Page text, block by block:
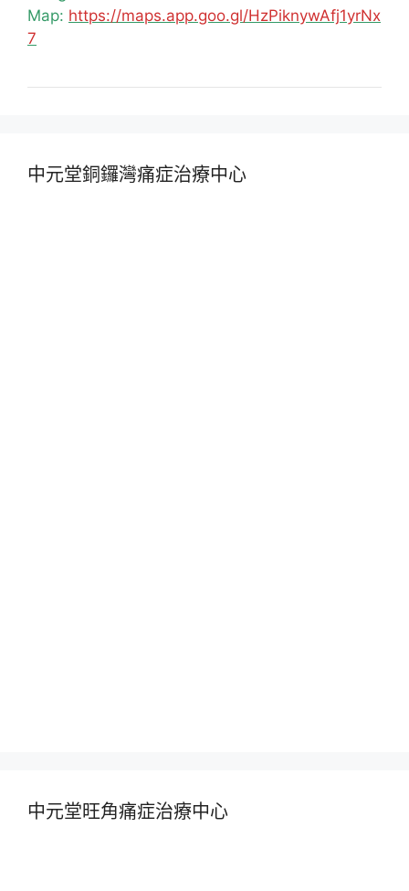
Map: https://maps.app.goo.gl/HzPiknywAfj1yrNx
7
中元堂銅鑼灣痛症治療中心
中元堂旺角痛症治療中心